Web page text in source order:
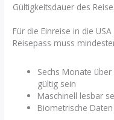
Gültigkeitsdauer des
Für die Einreise in die
Reisepass muss
Sechs Monate
gültig sein
Maschinell lesbar
Biometrische